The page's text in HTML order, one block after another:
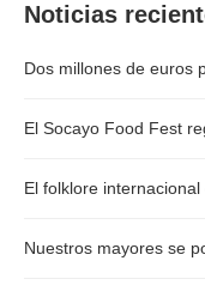
Noticias
Dos millones de euros
El Socayo Food Fest
El folklore
Nuestros mayores se